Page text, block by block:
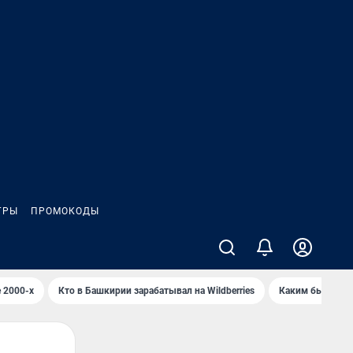
ПРОМОКОДЫ
2000-х Кто в Башкирии зарабатывал на Wildberries Каким было